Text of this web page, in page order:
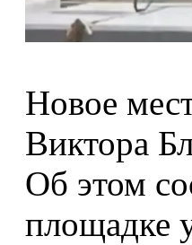
Новое
Виктора
Об этом
площадке